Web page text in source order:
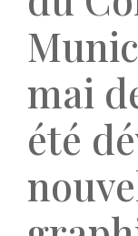
mai
été